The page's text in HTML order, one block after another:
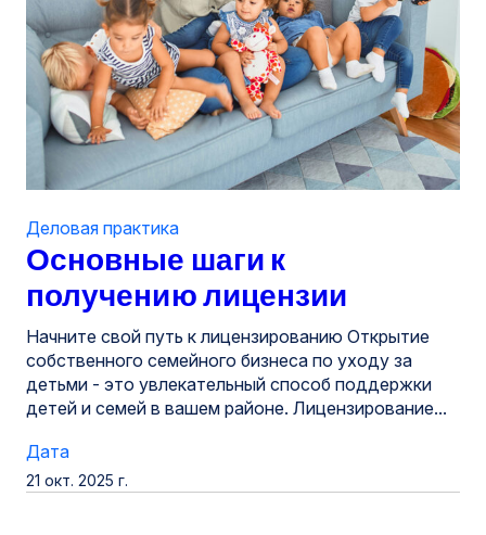
Основные шаги к
получению лицензии
Деловая практика
Начните свой путь к лицензированию Открытие
собственного семейного бизнеса по уходу за
детьми - это увлекательный способ поддержки
детей и семей в вашем районе. Лицензирование...
Дата
21 окт. 2025 г.